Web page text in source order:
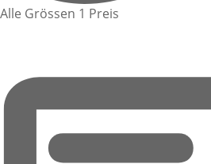
Alle Grössen 1 Preis